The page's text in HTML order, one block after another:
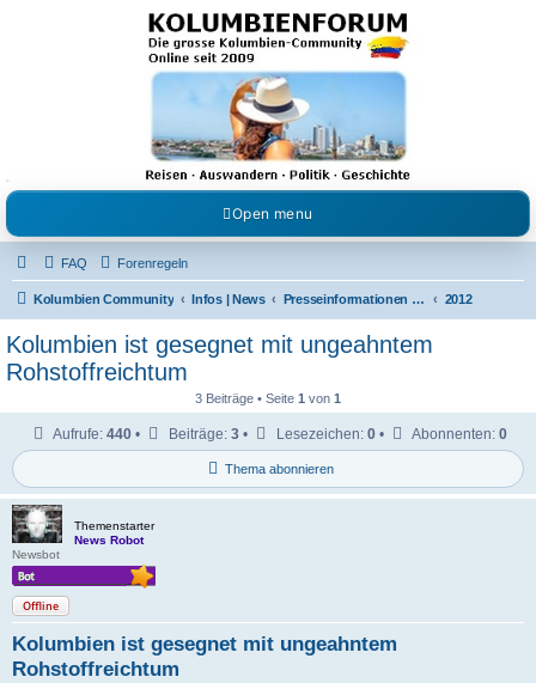
Kolumbienforum - Das
grosse Forum der
Freunde Kolumbiens
Reisen, Auswandern, Kultur, Politik, Geschichte und Visum in Kolumbien und Venezuela.
Austausch, Erfahrungen und Gemeinschaft im Kolumbienforum
Open menu
FAQ Forenregeln
Kolumbien Community Infos | News Presseinformationen & Neuigkeiten 2012
Kolumbien ist gesegnet mit ungeahntem
Rohstoffreichtum
3 Beiträge • Seite 1 von 1
Thema abonnieren
Aufrufe: 440 • Beiträge: 3 • Lesezeichen: 0 • Abonnenten: 0
Themenstarter
News Robot
Newsbot
Offline
Kolumbien ist gesegnet mit ungeahntem
Rohstoffreichtum